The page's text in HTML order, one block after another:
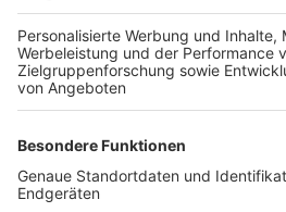
TOP-PARTNER